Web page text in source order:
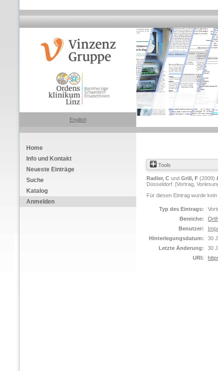
English
Home
Info und Kontakt
Neueste Einträge
Suche
Katalog
Anmelden
Tools
Radler, C und Grill, F (2009)
Düsseldorf. [Vortrag,
Für diesen Eintrag wurde
Typ des Eintrags:
Bereiche:
Benutzer:
Hinterlegungsdatum:
30
Letzte Änderung:
30
URI: